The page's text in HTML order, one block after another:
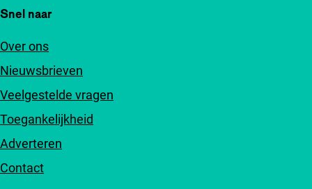
Snel naar
Over ons
Nieuwsbrieven
Veelgestelde vragen
Toegankelijkheid
Adverteren
Contact